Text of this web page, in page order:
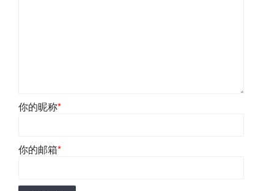
你的昵称*
你的邮箱*